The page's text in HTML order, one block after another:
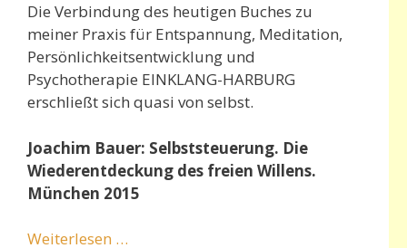
Die Verbindung des heutigen Buches zu
meiner Praxis für Entspannung, Meditation,
Persönlichkeitsentwicklung und
Psychotherapie EINKLANG-HARBURG
erschließt sich quasi von selbst.
Joachim Bauer: Selbststeuerung. Die
Wiederentdeckung des freien Willens.
München 2015
Weiterlesen …